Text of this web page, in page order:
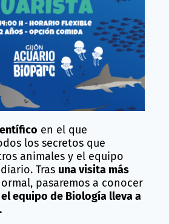
en el que
los secretos que
animales y el equipo
Tras una visita más
pasaremos a conocer
equipo de Biología lleva a